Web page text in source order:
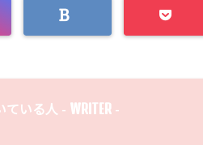
ている人 - WRITER -